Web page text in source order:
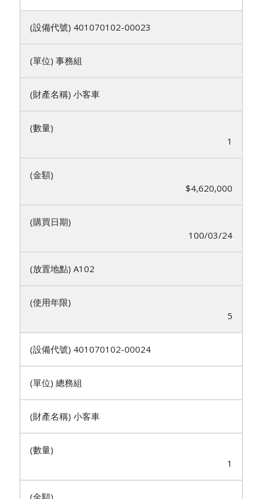
401070102-00023
事務組
小客車
1
$4,620,000
100/03/24
A102
5
401070102-00024
總務組
小客車
1